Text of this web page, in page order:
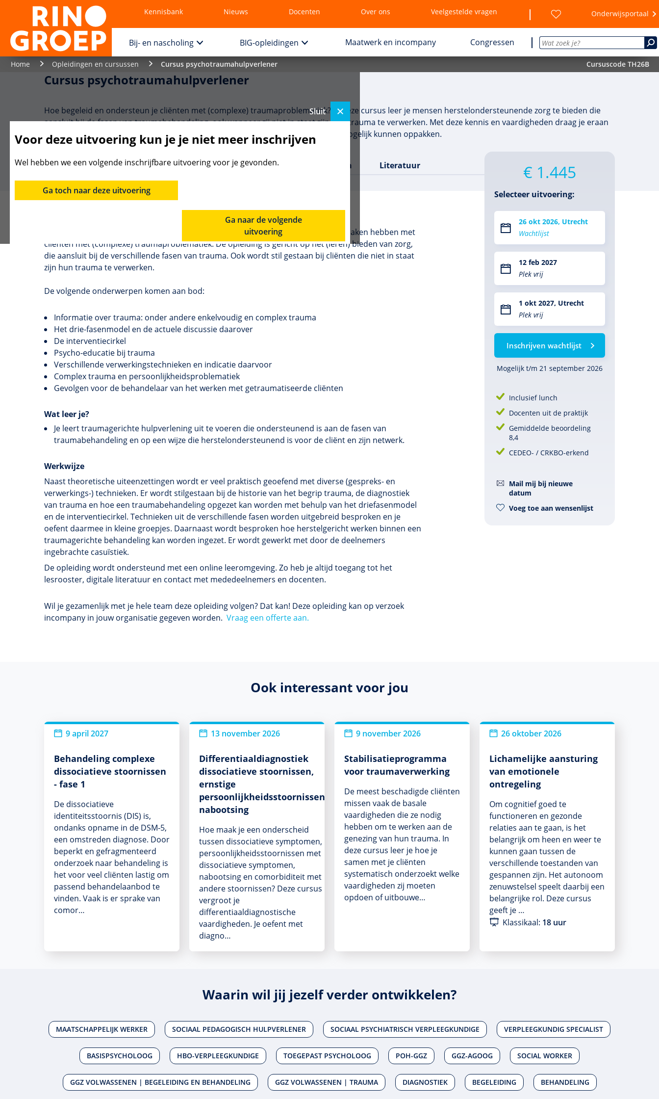
Kennisbank Nieuws Docenten Over ons Veelgestelde vragen Onderwijsportaal
Bij- en nascholing BIG-opleidingen Maatwerk en incompany Congressen
Home Opleidingen en cursussen Cursus psychotraumahulpverlener Cursuscode TH26B
Sluit
Voor deze uitvoering kun je je niet meer inschrijven
Wel hebben we een volgende inschrijfbare uitvoering voor je gevonden.
Ga toch naar deze uitvoering
Ga naar de volgende
uitvoering
Cursus psychotraumahulpverlener
Hoe begeleid en ondersteun je cliënten met (complexe) traumaproblematiek? In deze cursus leer je mensen herstelondersteunende zorg te bieden die
aansluit bij de fasen van traumabehandeling, ook wanneer zij niet in staat zijn hun trauma te verwerken. Met deze kennis en vaardigheden draag je eraan
bij dat je cliënten hun leven - met verwerkt of onverwerkt trauma - weer zo goed mogelijk kunnen oppakken.
€ 1.445
Selecteer uitvoering:
26 okt 2026, Utrecht
Wachtlijst
12 feb 2027
Plek vrij
1 okt 2027, Utrecht
Plek vrij
Inschrijven wachtlijst
Mogelijk t/m 21 september 2026
Inclusief lunch
Docenten uit de praktijk
Gemiddelde beoordeling
8,4
CEDEO- / CRKBO-erkend
Mail mij bij nieuwe
datum
Voeg toe aan wensenlijst
Inhoud Datums Accreditatie Doelgroep Docenten Literatuur
De cursus tot psychotraumahulpverlener sluit aan bij de richtlijnen voor effectieve
traumahulpverlening en is bedoeld voor hbo-opgeleide hulpverleners die veel te maken hebben met
cliënten met (complexe) traumaproblematiek. De opleiding is gericht op het (leren) bieden van zorg,
die aansluit bij de verschillende fasen van trauma. Ook wordt stil gestaan bij cliënten die niet in staat
zijn hun trauma te verwerken.
De volgende onderwerpen komen aan bod:
Informatie over trauma: onder andere enkelvoudig en complex trauma
Het drie-fasenmodel en de actuele discussie daarover
De interventiecirkel
Psycho-educatie bij trauma
Verschillende verwerkingstechnieken en indicatie daarvoor
Complex trauma en persoonlijkheidsproblematiek
Gevolgen voor de behandelaar van het werken met getraumatiseerde cliënten
Wat leer je?
Je leert traumagerichte hulpverlening uit te voeren die ondersteunend is aan de fasen van
traumabehandeling en op een wijze die herstelondersteunend is voor de cliënt en zijn netwerk.
Werkwijze
Naast theoretische uiteenzettingen wordt er veel praktisch geoefend met diverse (gespreks- en
verwerkings-) technieken. Er wordt stilgestaan bij de historie van het begrip trauma, de diagnostiek
van trauma en hoe een traumabehandeling opgezet kan worden met behulp van het driefasenmodel
en de interventiecirkel. Technieken uit de verschillende fasen worden uitgebreid besproken en je
oefent daarmee in kleine groepjes. Daarnaast wordt besproken hoe herstelgericht werken binnen een
traumagerichte behandeling kan worden ingezet. Er wordt gewerkt met door de deelnemers
ingebrachte casuïstiek.
De opleiding wordt ondersteund met een online leeromgeving. Zo heb je altijd toegang tot het
lesrooster, digitale literatuur en contact met mededeelnemers en docenten.
Wil je gezamenlijk met je hele team deze opleiding volgen? Dat kan! Deze opleiding kan op verzoek
incompany in jouw organisatie gegeven worden. Vraag een offerte aan.
Ook interessant voor jou
9 april 2027
Behandeling complexe
dissociatieve stoornissen
- fase 1
De dissociatieve
identiteitsstoornis (DIS) is,
ondanks opname in de DSM‑5,
een omstreden diagnose. Door
beperkt en gefragmenteerd
onderzoek naar behandeling is
het voor veel cliënten lastig om
passend behandelaanbod te
vinden. Vaak is er sprake van
comor…
13 november 2026
Differentiaaldiagnostiek
dissociatieve stoornissen,
ernstige
persoonlijkheidsstoornissen,
nabootsing
Hoe maak je een onderscheid
tussen dissociatieve symptomen,
persoonlijkheidsstoornissen met
dissociatieve symptomen,
nabootsing en comorbiditeit met
andere stoornissen? Deze cursus
vergroot je
differentiaaldiagnostische
vaardigheden. Je oefent met
diagno…
9 november 2026
Stabilisatieprogramma
voor traumaverwerking
De meest beschadigde cliënten
missen vaak de basale
vaardigheden die ze nodig
hebben om te werken aan de
genezing van hun trauma. In
deze cursus leer je hoe je
samen met je cliënten
systematisch onderzoekt welke
vaardigheden zij moeten
opdoen of uitbouwe…
26 oktober 2026
Lichamelijke aansturing
van emotionele
ontregeling
Om cognitief goed te
functioneren en gezonde
relaties aan te gaan, is het
belangrijk om heen en weer te
kunnen gaan tussen de
verschillende toestanden van
gespannen zijn. Het autonoom
zenuwstelsel speelt daarbij een
belangrijke rol. Deze cursus
geeft je …
Klassikaal: 18 uur
Waarin wil jij jezelf verder ontwikkelen?
MAATSCHAPPELIJK WERKER SOCIAAL PEDAGOGISCH HULPVERLENER SOCIAAL PSYCHIATRISCH VERPLEEGKUNDIGE VERPLEEGKUNDIG SPECIALIST
BASISPSYCHOLOOG HBO-VERPLEEGKUNDIGE TOEGEPAST PSYCHOLOOG POH-GGZ GGZ-AGOOG SOCIAL WORKER
GGZ VOLWASSENEN | BEGELEIDING EN BEHANDELING GGZ VOLWASSENEN | TRAUMA DIAGNOSTIEK BEGELEIDING BEHANDELING